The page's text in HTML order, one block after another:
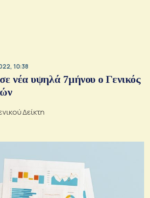
10:38
νέα υψηλά 7μήνου ο Γενικός
Δείκτη